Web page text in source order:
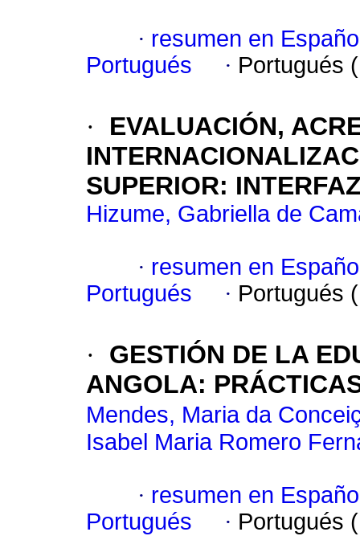
· resumen en
Portugués
· Portugués
·
EVALUACIÓN,
SUPERIOR:
Hizume, Gabriella de
· resumen en
Portugués
· Portugués
·
GESTIÓN DE LA
ANGOLA:
Mendes, Maria da
Isabel Maria Romero
· resumen en
Portugués
· Portugués